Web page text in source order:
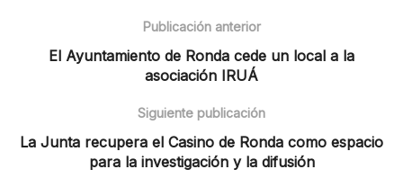
Publicación anterior
El Ayuntamiento de Ronda cede un local a la
asociación IRUÁ
Siguiente publicación
La Junta recupera el Casino de Ronda como espacio
para la investigación y la difusión